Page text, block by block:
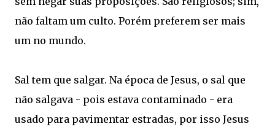
não faltam um culto. Porém preferem ser mais
um no mundo.
Sal tem que salgar. Na época de Jesus, o sal que
não salgava - pois estava contaminado - era
usado para pavimentar estradas, por isso Jesus